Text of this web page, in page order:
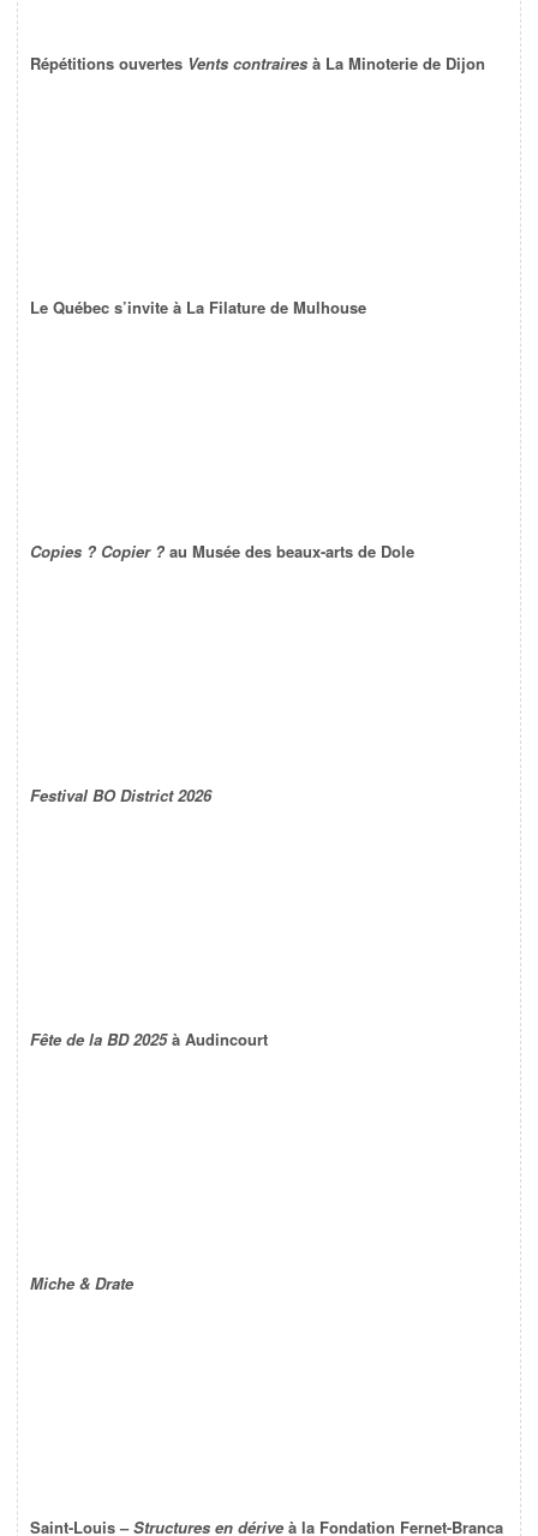
Répétitions ouvertes Vents contraires à La Minoterie de Dijon
Le Québec s’invite à La Filature de Mulhouse
Copies ? Copier ? au Musée des beaux-arts de Dole
Festival BO District 2026
Fête de la BD 2025à Audincourt
Miche & Drate
Saint-Louis –Structures en dérive à la Fondation Fernet-Branca